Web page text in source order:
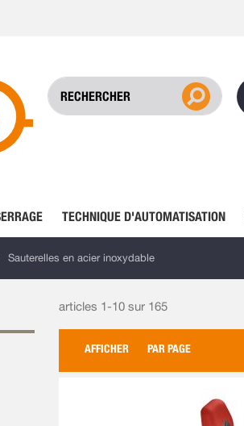
TECHNIQUE D'AUTOMATISATION
Sauterelles en acier inoxydable
articles 1-10 sur 165
AFFICHER PAR PAGE